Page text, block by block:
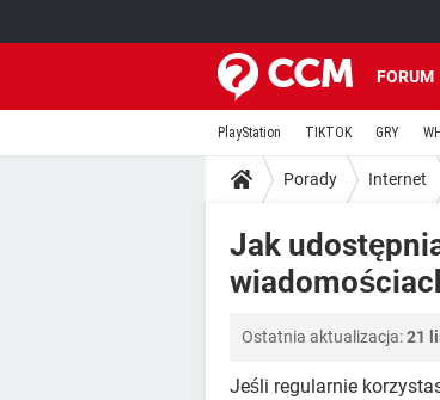
FORUM
PlayStation TIKTOK GRY
Porady Internet
Jak
Ostatnia aktualizacja:21
Jeśli regularnie